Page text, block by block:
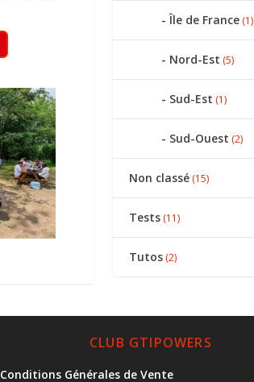
Île de France(1)
Nord-Est (5)
Sud-Est (1)
Sud-Ouest (2)
Non classé(15)
Tests(11)
Tutos(2)
CLUB GTIPOWERS
Conditions Générales de Vente